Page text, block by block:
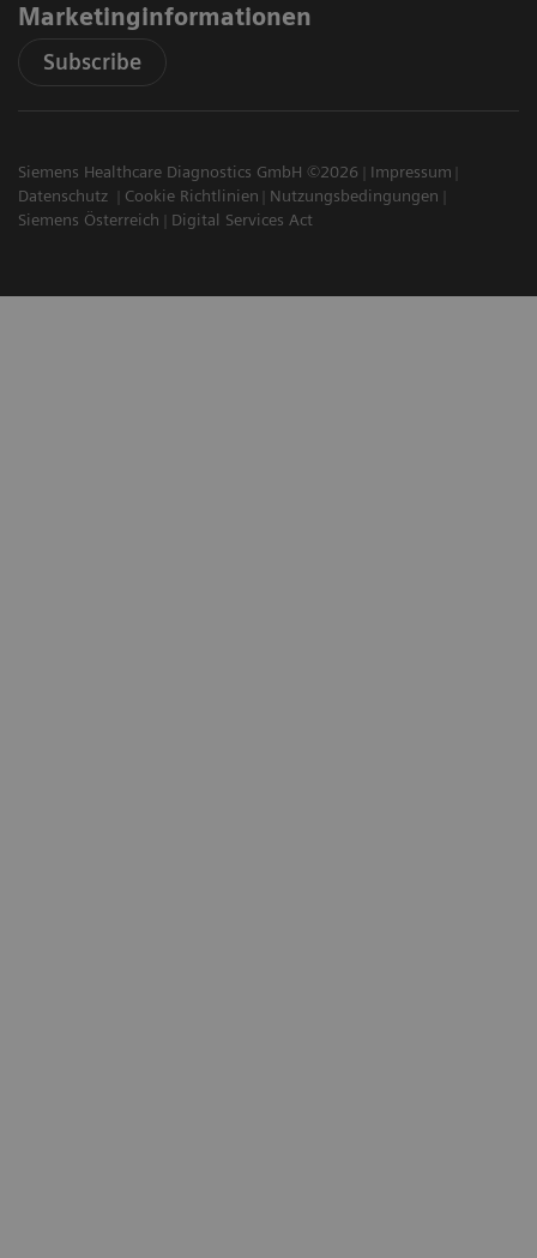
Marketinginformationen
Subscribe
Siemens Healthcare Diagnostics GmbH ©2026
Impressum
Datenschutz
Cookie Richtlinien
Nutzungsbedingungen
Siemens Österreich
Digital Services Act